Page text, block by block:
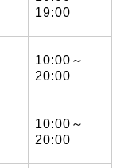
19:00
10:00～
20:00
10:00～
20:00